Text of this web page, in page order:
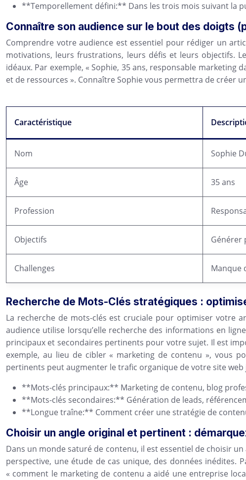
**Temporellement défini:** Dans les trois mois suivant la
Connaître son audience sur le bout des doigts
Comprendre votre audience est essentiel pour rédiger un
motivations, leurs frustrations, leurs défis et leurs objectifs.
idéaux. Par exemple, « Sophie, 35 ans, responsable
et de ressources ». Connaître Sophie vous permettra de créer
Caractéristique
Nom Sophie
Âge 35 ans
Profession
Objectifs Générer
Challenges Manque
Recherche de Mots-Clés stratégiques :
La recherche de mots-clés est cruciale pour optimiser votre
audience utilise lorsqu’elle recherche des informations en
principaux et secondaires pertinents pour votre sujet. Il est
exemple, au lieu de cibler « marketing de contenu », vous
pertinents peut augmenter le trafic organique de votre site web
**Mots-clés principaux:** Marketing de contenu, blog
**Mots-clés secondaires:** Génération de leads,
**Longue traîne:** Comment créer une stratégie de
Choisir un angle original et pertinent :
Dans un monde saturé de contenu, il est essentiel de choisir
perspective, une étude de cas unique, des données inédites.
« comment le marketing de contenu a aidé une entreprise